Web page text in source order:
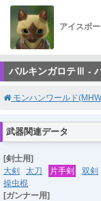
アイスボ
バルキンガロテⅢ -
モンハンワールド
武器関連データ
[剣士用]
大剣
太刀 片手剣 双剣
操虫棍
[ガンナー用]